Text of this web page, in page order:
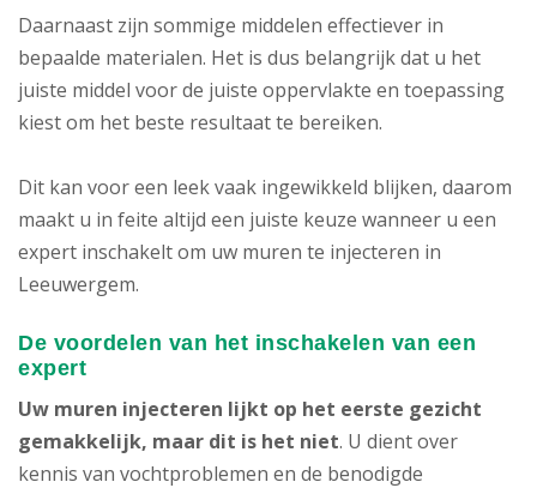
Daarnaast zijn sommige middelen effectiever in
bepaalde materialen. Het is dus belangrijk dat u het
juiste middel voor de juiste oppervlakte en toepassing
kiest om het beste resultaat te bereiken.
Dit kan voor een leek vaak ingewikkeld blijken, daarom
maakt u in feite altijd een juiste keuze wanneer u een
expert inschakelt om uw muren te injecteren in
Leeuwergem.
De voordelen van het inschakelen van een
expert
Uw muren injecteren lijkt op het eerste gezicht
gemakkelijk, maar dit is het niet. U dient over
kennis van vochtproblemen en de benodigde